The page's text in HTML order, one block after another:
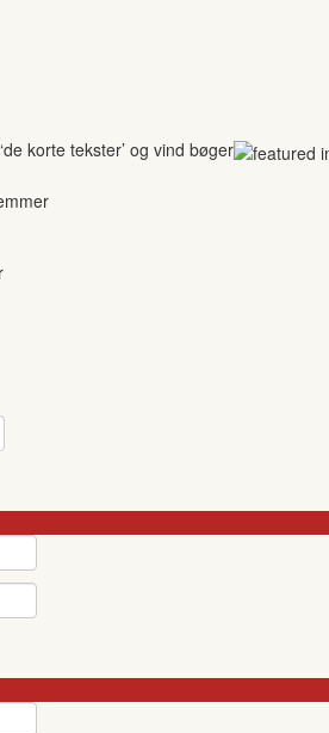
korte tekster’ og vind bøger